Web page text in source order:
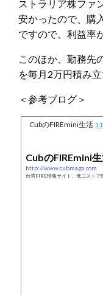
ストラリア株ファ
安かったので、購
ですので、利益率
このほか、勤務先
を毎月2万円積み立
＜参考ブログ＞
CubのFIREmini生活 1
CubのFIREmini
http://www.cubmaga.com
台湾FIRE情報サイト。低コストで